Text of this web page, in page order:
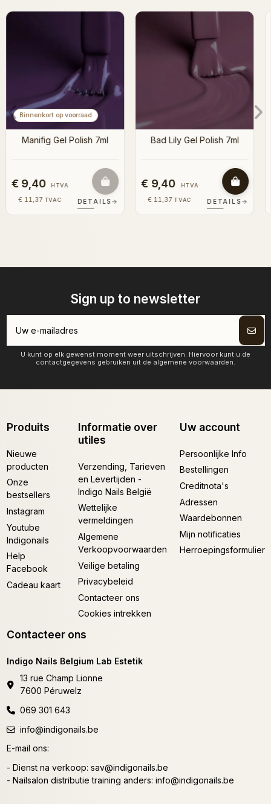
Bad Lily Gel Polish 7ml
€ 9,40 HTVA
€ 11,37 TVAC DÉTAILS
€ 9,40 HTVA
€ 11,37 TVAC DÉTAILS
Sign up to newsletter
U kunt op elk gewenst moment weer uitschrijven. Hiervoor kunt u de
contactgegevens gebruiken uit de algemene voorwaarden.
Produits
Nieuwe
producten
Onze
bestsellers
Instagram
Youtube
Indigonails
Help
Facebook
Cadeau kaart
Informatie over
utiles
Verzending, Tarieven
en Levertijden -
Indigo Nails België
Wettelijke
vermeldingen
Algemene
Verkoopvoorwaarden
Veilige betaling
Privacybeleid
Contacteer ons
Cookies intrekken
Uw account
Persoonlijke Info
Bestellingen
Creditnota's
Adressen
Waardebonnen
Mijn notificaties
Herroepingsformulier
Contacteer ons
Indigo Nails Belgium Lab Estetik
13 rue Champ Lionne
7600 Péruwelz
069 301 643
info@indigonails.be
E-mail ons:
- Dienst na verkoop: sav@indigonails.be
- Nailsalon distributie training anders: info@indigonails.be